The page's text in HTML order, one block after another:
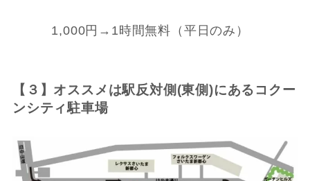
1,000円→1時間無料（平日のみ）
【３】オススメは駅反対側(東側)にあるコクー
ンシティ駐車場